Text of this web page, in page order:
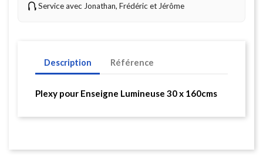
Service avec Jonathan, Frédéric et Jérôme
Description Référence
Plexy pour Enseigne Lumineuse 30 x 160cms